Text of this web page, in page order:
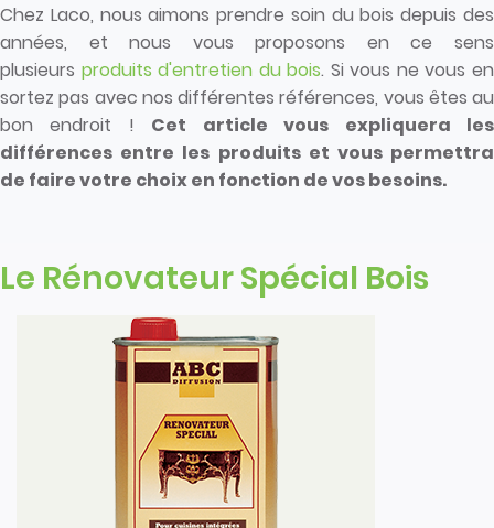
Chez Laco, nous aimons prendre soin du bois depuis des
années, et nous vous proposons en ce sens
plusieurs produits d'entretien du bois. Si vous ne vous en
sortez pas avec nos différentes références, vous êtes au
bon endroit ! Cet article vous expliquera les
différences entre les produits et vous permettra
de faire votre choix en fonction de vos besoins.
Le Rénovateur Spécial Bois